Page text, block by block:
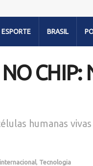
ESPORTE BRASIL
humanas
internacional Tecnologia